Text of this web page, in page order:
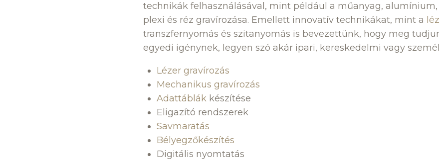
technikák felhasználásával, mint például a műanyag,
plexi és réz gravírozása. Emellett innovatív technikákat, mint a
transzfernyomás és szitanyomás is bevezettünk, hogy meg
egyedi igénynek, legyen szó akár ipari, kereskedelmi vagy
Lézer gravírozás
Mechanikus gravírozás
Adattáblák készítése
Eligazító rendszerek
Savmaratás
Bélyegzőkészítés
Digitális nyomtatás